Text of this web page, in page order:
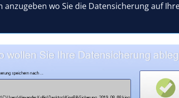
anzugeben wo Sie die Datensicherung auf